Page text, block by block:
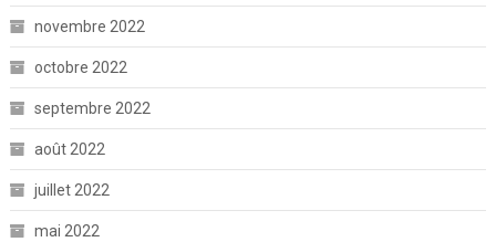
novembre 2022
octobre 2022
septembre 2022
août 2022
juillet 2022
mai 2022